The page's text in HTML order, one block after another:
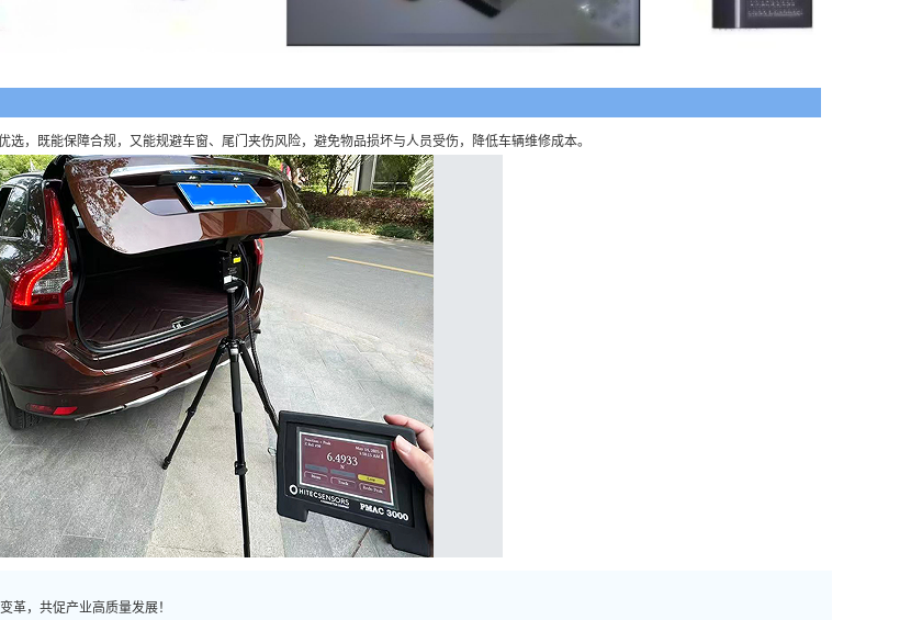
，既能保障合规，又能规避车窗、尾门夹伤风险，避免物品损坏与人员受伤，降低车辆维修成本。
革，共促产业高质量发展！